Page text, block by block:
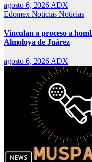
agosto 6, 2026 ADX
Edomex Noticias Notícias
Vinculan a proceso a
Almoloya de Juárez
agosto 6, 2026 ADX